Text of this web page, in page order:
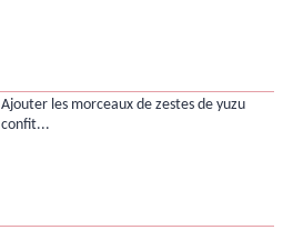
Ajouter les morceaux de zestes de yuzu
confit...